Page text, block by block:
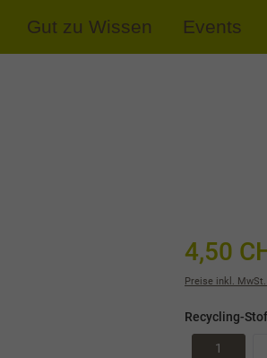
Gut zu Wissen Events
4,50
Preise inkl.
Recycling-
1